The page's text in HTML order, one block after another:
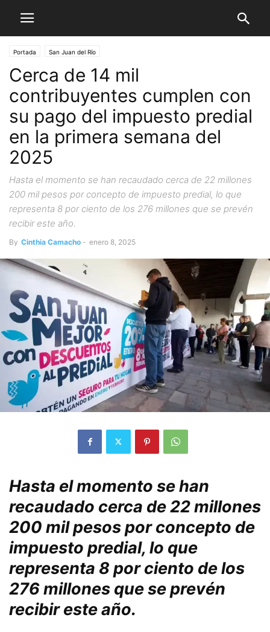
Portada San Juan del Río
Cerca de 14 mil
contribuyentes cumplen con
su pago del impuesto predial
en la primera semana del
2025
Hasta el momento se han recaudado cerca de 22 millones
200 mil pesos por concepto de impuesto predial, lo que
representa 8 por ciento de los 276 millones que se prevén
recibir este año.
By Cinthia Camacho - enero 8, 2025
Hasta el momento se han
recaudado cerca de 22 millones
200 mil pesos por concepto de
impuesto predial, lo que
representa 8 por ciento de los
276 millones que se prevén
recibir este año.